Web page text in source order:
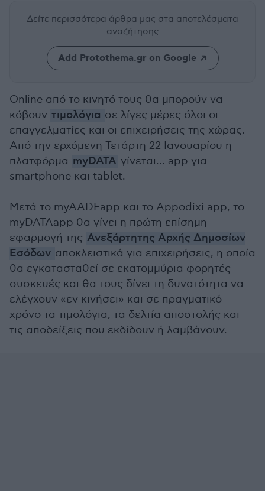
Δείτε περισσότερα άρθρα μας στα αποτελέσματα
αναζήτησης
Add Protothema.gr on Google
Online από το κινητό τους θα μπορούν να
κόβουν τιμολόγια σε λίγες μέρες όλοι οι
επαγγελματίες και οι επιχειρήσεις της χώρας.
Από την ερχόμενη Τετάρτη 22 Ιανουαρίου η
πλατφόρμα myDATA γίνεται… app για
smartphone και tablet.
Μετά το myAADEapp και το Appodixi app, το
myDATAapp θα γίνει η πρώτη επίσημη
εφαρμογή της Ανεξάρτητης Αρχής Δημοσίων
Εσόδων αποκλειστικά για επιχειρήσεις, η οποία
θα εγκατασταθεί σε εκατομμύρια φορητές
συσκευές και θα τους δίνει τη δυνατότητα να
ελέγχουν «εν κινήσει» και σε πραγματικό
χρόνο τα τιμολόγια, τα δελτία αποστολής και
τις αποδείξεις που εκδίδουν ή λαμβάνουν.